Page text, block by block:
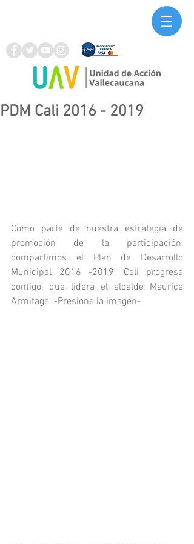
PDM Cali 2016 - 2019
Como parte de nuestra estrategia de
promoción de la participación,
compartimos el Plan de Desarrollo
Municipal 2016 -2019, Cali progresa
contigo, que lidera el alcalde Maurice
Armitage. -Presione la imagen-